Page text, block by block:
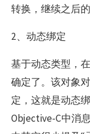
转换，继续之后的
2、动态绑定
基于动态类型，
确定了。该对象
定，这就是动态
Objective-C中消